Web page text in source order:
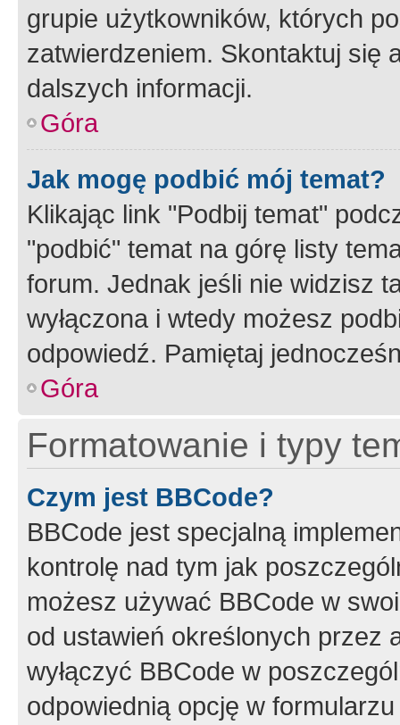
grupie użytkowników, których
zatwierdzeniem. Skontaktuj się
dalszych informacji.
Góra
Jak mogę podbić mój temat?
Klikając link "Podbij temat"
"podbić" temat na górę listy
forum. Jednak jeśli nie widzisz
wyłączona i wtedy możesz
odpowiedź. Pamiętaj
Góra
Formatowanie i typy
Czym jest BBCode?
BBCode jest specjalną
kontrolę nad tym jak
możesz używać BBCode w
od ustawień określonych przez
wyłączyć BBCode w
odpowiednią opcję w